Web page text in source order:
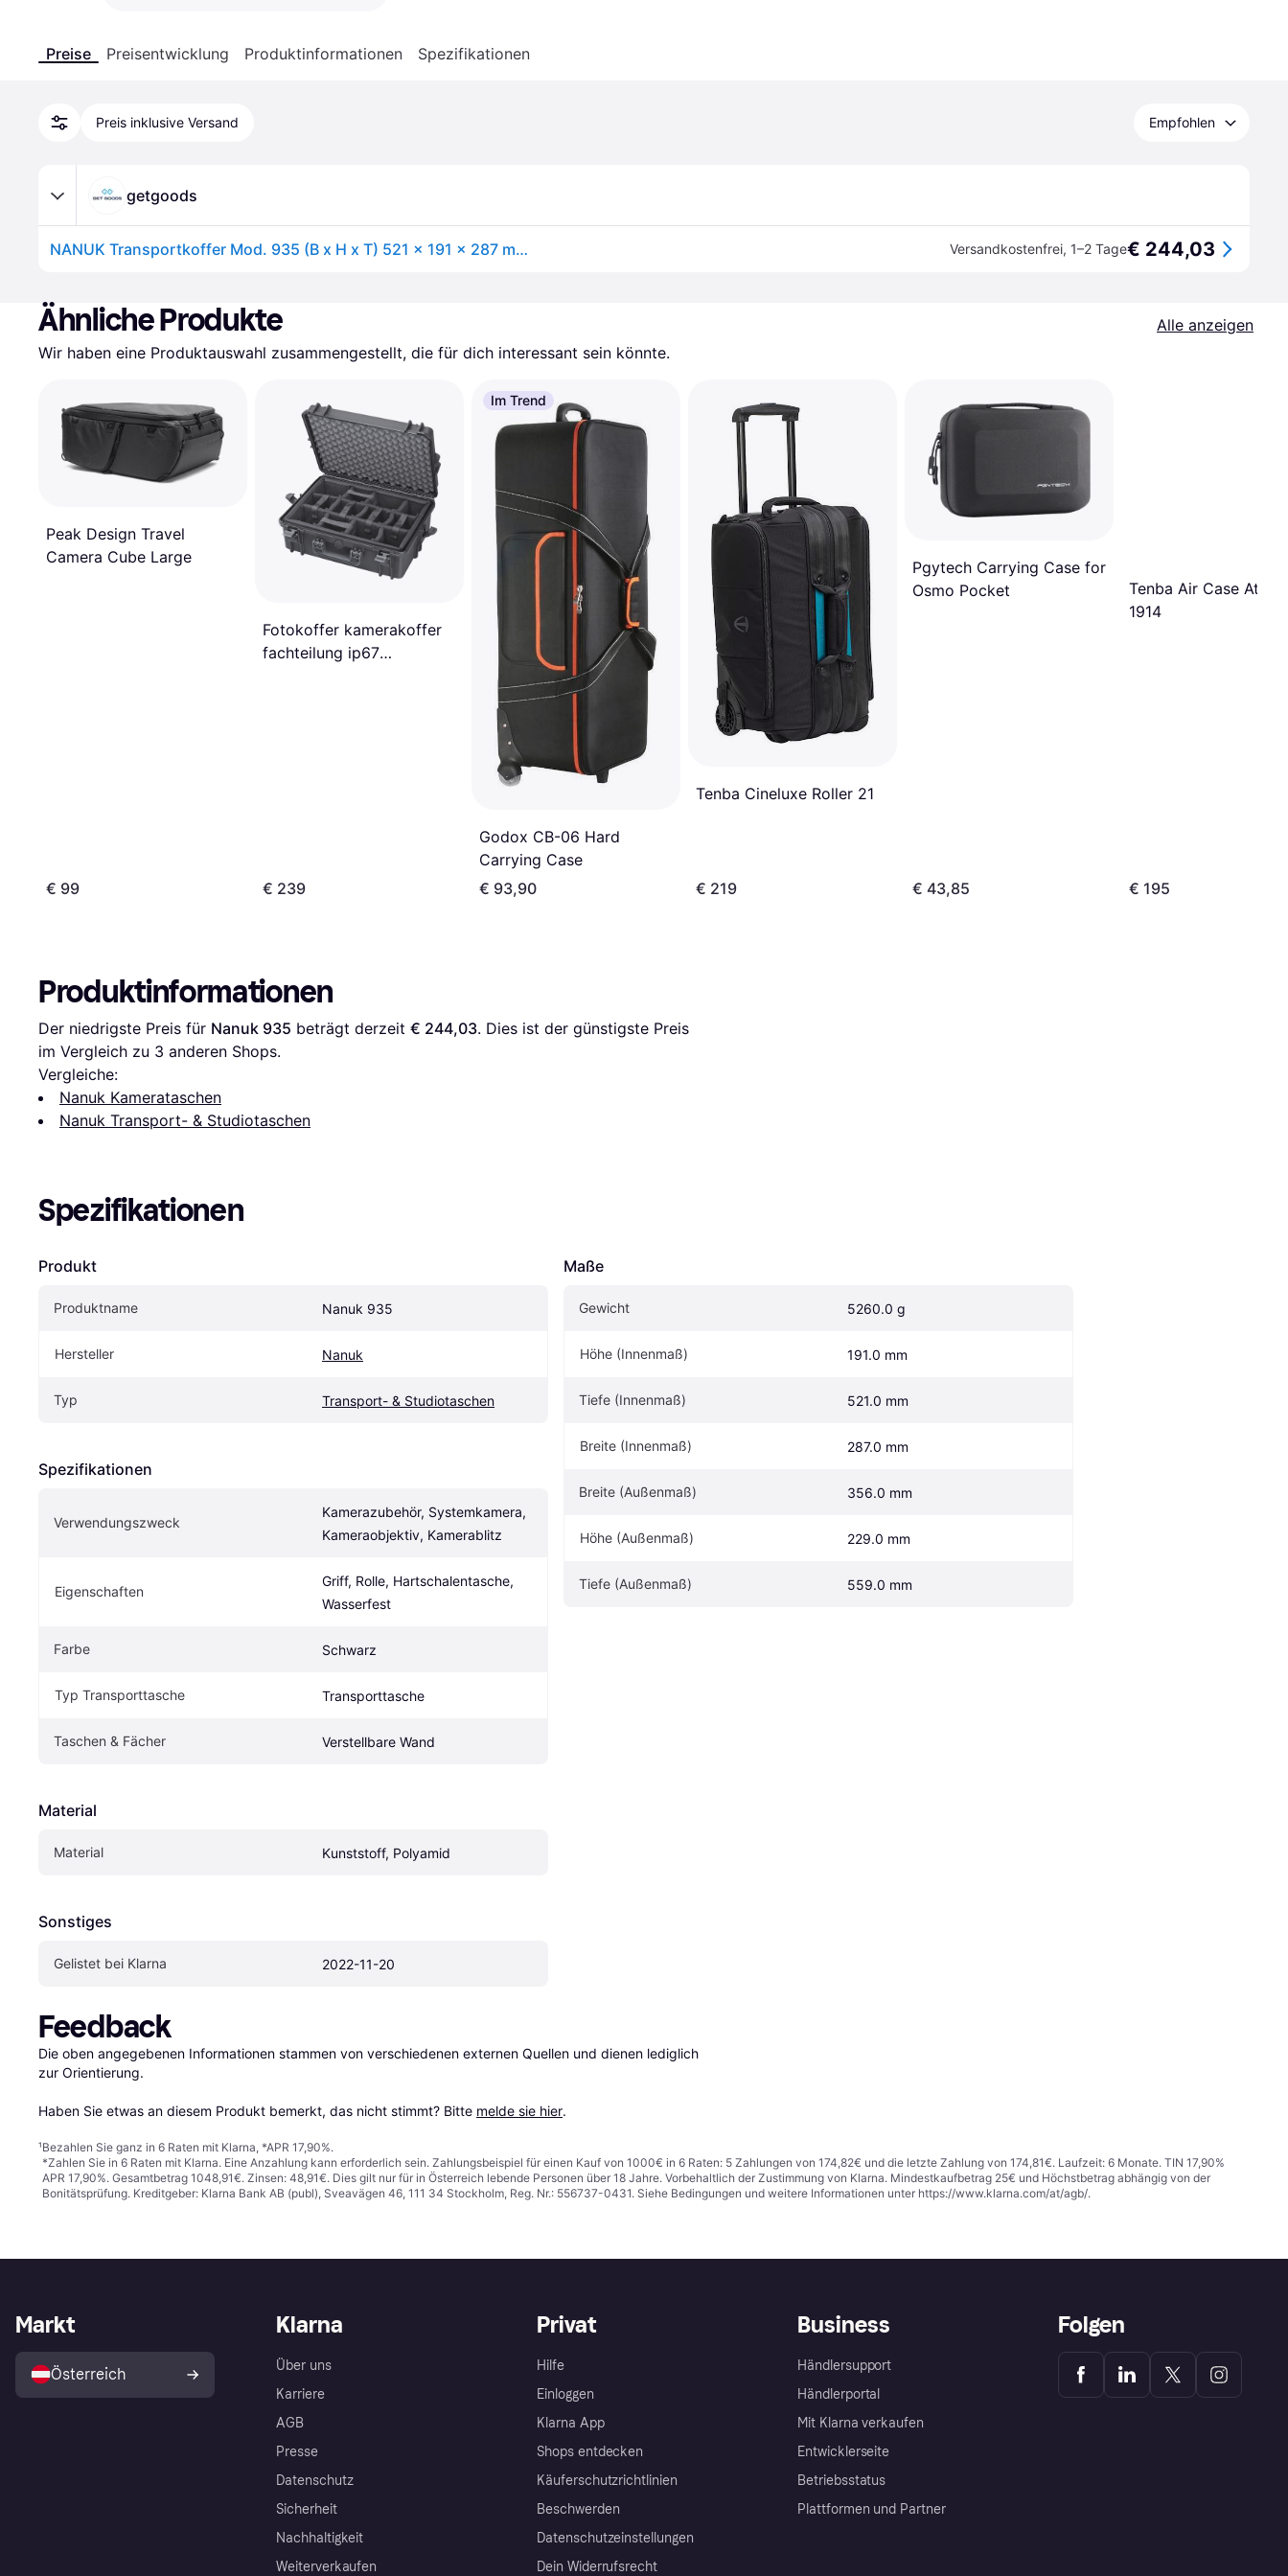
Preise Preisentwicklung Produktinformationen Spezifikationen
Preis inklusive Versand Empfohlen
getgoods
NANUK Transportkoffer Mod. 935 (B x H x T) 521 x 191 x 287 mm Orange 935-0003 Versandkostenfrei, 1–2 Tage€ 244,03
Ähnliche Produkte
Alle anzeigen
Wir haben eine Produktauswahl zusammengestellt, die für dich interessant sein könnte.
Peak Design Travel
Camera Cube Large
€ 99
Fotokoffer kamerakoffer
fachteilung ip67
€ 239
Im Trend
Godox CB-06 Hard
Carrying Case
€ 93,90
Tenba Cineluxe Roller 21
€ 219
Pgytech Carrying Case for
Osmo Pocket
€ 43,85
Tenba Air Case
1914
€ 195
Produktinformationen
Der niedrigste Preis für Nanuk 935 beträgt derzeit € 244,03. Dies ist der günstigste Preis
im Vergleich zu 3 anderen Shops.
Vergleiche:
Nanuk Kamerataschen
Nanuk Transport- & Studiotaschen
Spezifikationen
Produkt
Produktname Nanuk 935
Hersteller Nanuk
Typ Transport- & Studiotaschen
Spezifikationen
Verwendungszweck
Kamerazubehör, Systemkamera,
Kameraobjektiv, Kamerablitz
Eigen­schaften
Griff, Rolle, Hartschalentasche,
Wasserfest
Farbe Schwarz
Typ Transporttasche Transporttasche
Taschen & Fächer Verstellbare Wand
Material
Material Kunststoff, Polyamid
Sonstiges
Gelistet bei Klarna 2022-11-20
Maße
Gewicht 5260.0 g
Höhe (Innenmaß) 191.0 mm
Tiefe (Innenmaß) 521.0 mm
Breite (Innenmaß) 287.0 mm
Breite (Außenmaß) 356.0 mm
Höhe (Außenmaß) 229.0 mm
Tiefe (Außenmaß) 559.0 mm
Feedback
Die oben angegebenen Informationen stammen von verschiedenen externen Quellen und dienen lediglich
zur Orientierung.
Haben Sie etwas an diesem Produkt bemerkt, das nicht stimmt? Bitte melde sie hier.
¹Bezahlen Sie ganz in 6 Raten mit Klarna, *APR 17,90%.
*Zahlen Sie in 6 Raten mit Klarna. Eine Anzahlung kann erforderlich sein. Zahlungsbeispiel für einen Kauf von 1000€ in 6 Raten: 5 Zahlungen von 174,82€ und die letzte Zahlung von 174,81€. Laufzeit: 6 Monate. TIN 17,90%
APR 17,90%. Gesamtbetrag 1048,91€. Zinsen: 48,91€. Dies gilt nur für in Österreich lebende Personen über 18 Jahre. Vorbehaltlich der Zustimmung von Klarna. Mindestkaufbetrag 25€ und Höchstbetrag abhängig von der
Bonitätsprüfung. Kreditgeber: Klarna Bank AB (publ), Sveavägen 46, 111 34 Stockholm, Reg. Nr.: 556737-0431. Siehe Bedingungen und weitere Informationen unter https://www.klarna.com/at/agb/.
Klarna
Über uns
Karriere
AGB
Presse
Datenschutz
Sicherheit
Nachhaltigkeit
Weiterverkaufen
Privat
Hilfe
Einloggen
Klarna App
Shops entdecken
Käuferschutzrichtlinien
Beschwerden
Datenschutzeinstellungen
Dein Widerrufsrecht
Business
Händlersupport
Händlerportal
Mit Klarna verkaufen
Entwicklerseite
Betriebsstatus
Plattformen und Partner
Markt
Österreich
Folgen